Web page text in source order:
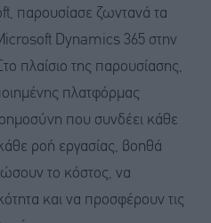
παρουσίασε ζωντανά τα
Dynamics 365 στην
πλαίσιο της παρουσίασης,
πλατφόρμας
που συνδέει κάθε
ροή εργασίας, βοηθά
το κόστος, να
και να προσφέρουν τις